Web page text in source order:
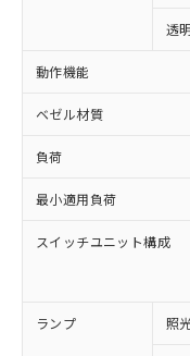
透
動作機能
ベゼル材質
負荷
最小適用負荷
スイッチユニット構成
ランプ 照